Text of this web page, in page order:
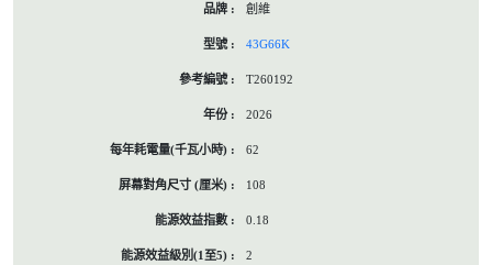
創維
43G66K
T260192
2026
62
108
0.18
2